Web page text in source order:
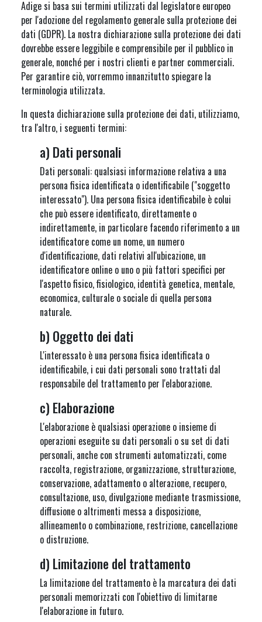
Adige si basa sui termini utilizzati dal legislatore europeo
per l'adozione del regolamento generale sulla protezione dei
dati (GDPR). La nostra dichiarazione sulla protezione dei dati
dovrebbe essere leggibile e comprensibile per il pubblico in
generale, nonché per i nostri clienti e partner commerciali.
Per garantire ciò, vorremmo innanzitutto spiegare la
terminologia utilizzata.
In questa dichiarazione sulla protezione dei dati, utilizziamo,
tra l'altro, i seguenti termini:
a) Dati personali
Dati personali: qualsiasi informazione relativa a una
persona fisica identificata o identificabile ("soggetto
interessato"). Una persona fisica identificabile è colui
che può essere identificato, direttamente o
indirettamente, in particolare facendo riferimento a un
identificatore come un nome, un numero
d'identificazione, dati relativi all'ubicazione, un
identificatore online o uno o più fattori specifici per
l'aspetto fisico, fisiologico, identità genetica, mentale,
economica, culturale o sociale di quella persona
naturale.
b) Oggetto dei dati
L'interessato è una persona fisica identificata o
identificabile, i cui dati personali sono trattati dal
responsabile del trattamento per l'elaborazione.
c) Elaborazione
L'elaborazione è qualsiasi operazione o insieme di
operazioni eseguite su dati personali o su set di dati
personali, anche con strumenti automatizzati, come
raccolta, registrazione, organizzazione, strutturazione,
conservazione, adattamento o alterazione, recupero,
consultazione, uso, divulgazione mediante trasmissione,
diffusione o altrimenti messa a disposizione,
allineamento o combinazione, restrizione, cancellazione
o distruzione.
d) Limitazione del trattamento
La limitazione del trattamento è la marcatura dei dati
personali memorizzati con l'obiettivo di limitarne
l'elaborazione in futuro.